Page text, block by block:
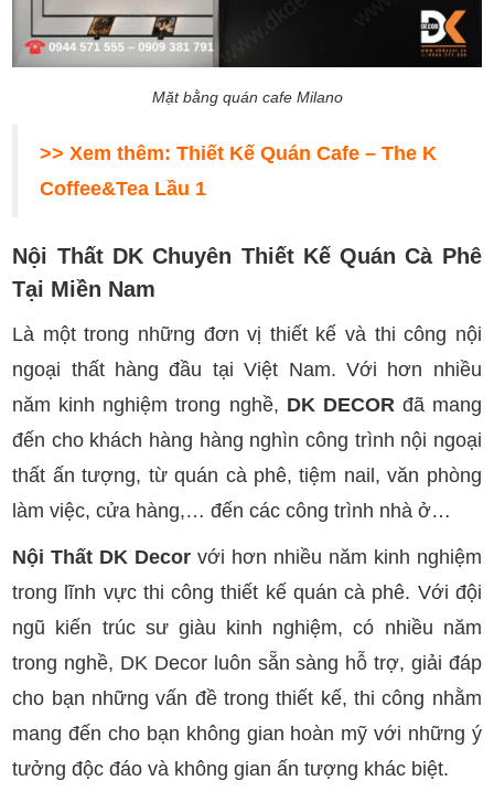
Mặt bằng quán cafe Milano
>> Xem thêm:Thiết Kế Quán Cafe – The K
Coffee&Tea Lầu 1
Nội Thất DK Chuyên Thiết Kế Quán Cà Phê
Tại Miền Nam
Là một trong những đơn vị thiết kế và thi công nội
ngoại thất hàng đầu tại Việt Nam. Với hơn nhiều
năm kinh nghiệm trong nghề, DK DECOR đã mang
đến cho khách hàng hàng nghìn công trình nội ngoại
thất ấn tượng, từ quán cà phê, tiệm nail, văn phòng
làm việc, cửa hàng,… đến các công trình nhà ở…
Nội Thất DK Decor với hơn nhiều năm kinh nghiệm
trong lĩnh vực thi công thiết kế quán cà phê. Với đội
ngũ kiến trúc sư giàu kinh nghiệm, có nhiều năm
trong nghề, DK Decor luôn sẵn sàng hỗ trợ, giải đáp
cho bạn những vấn đề trong thiết kế, thi công nhằm
mang đến cho bạn không gian hoàn mỹ với những ý
tưởng độc đáo và không gian ấn tượng khác biệt.